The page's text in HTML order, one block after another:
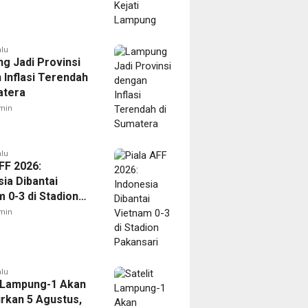
Jadi Provinsi
Inflasi Terendah
2026:
Dibantai
0-3 di Stadion
1 Akan
5 Agustus,